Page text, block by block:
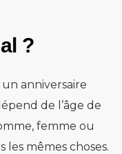
?
anniversaire
de l’âge de
femme ou
mêmes choses.